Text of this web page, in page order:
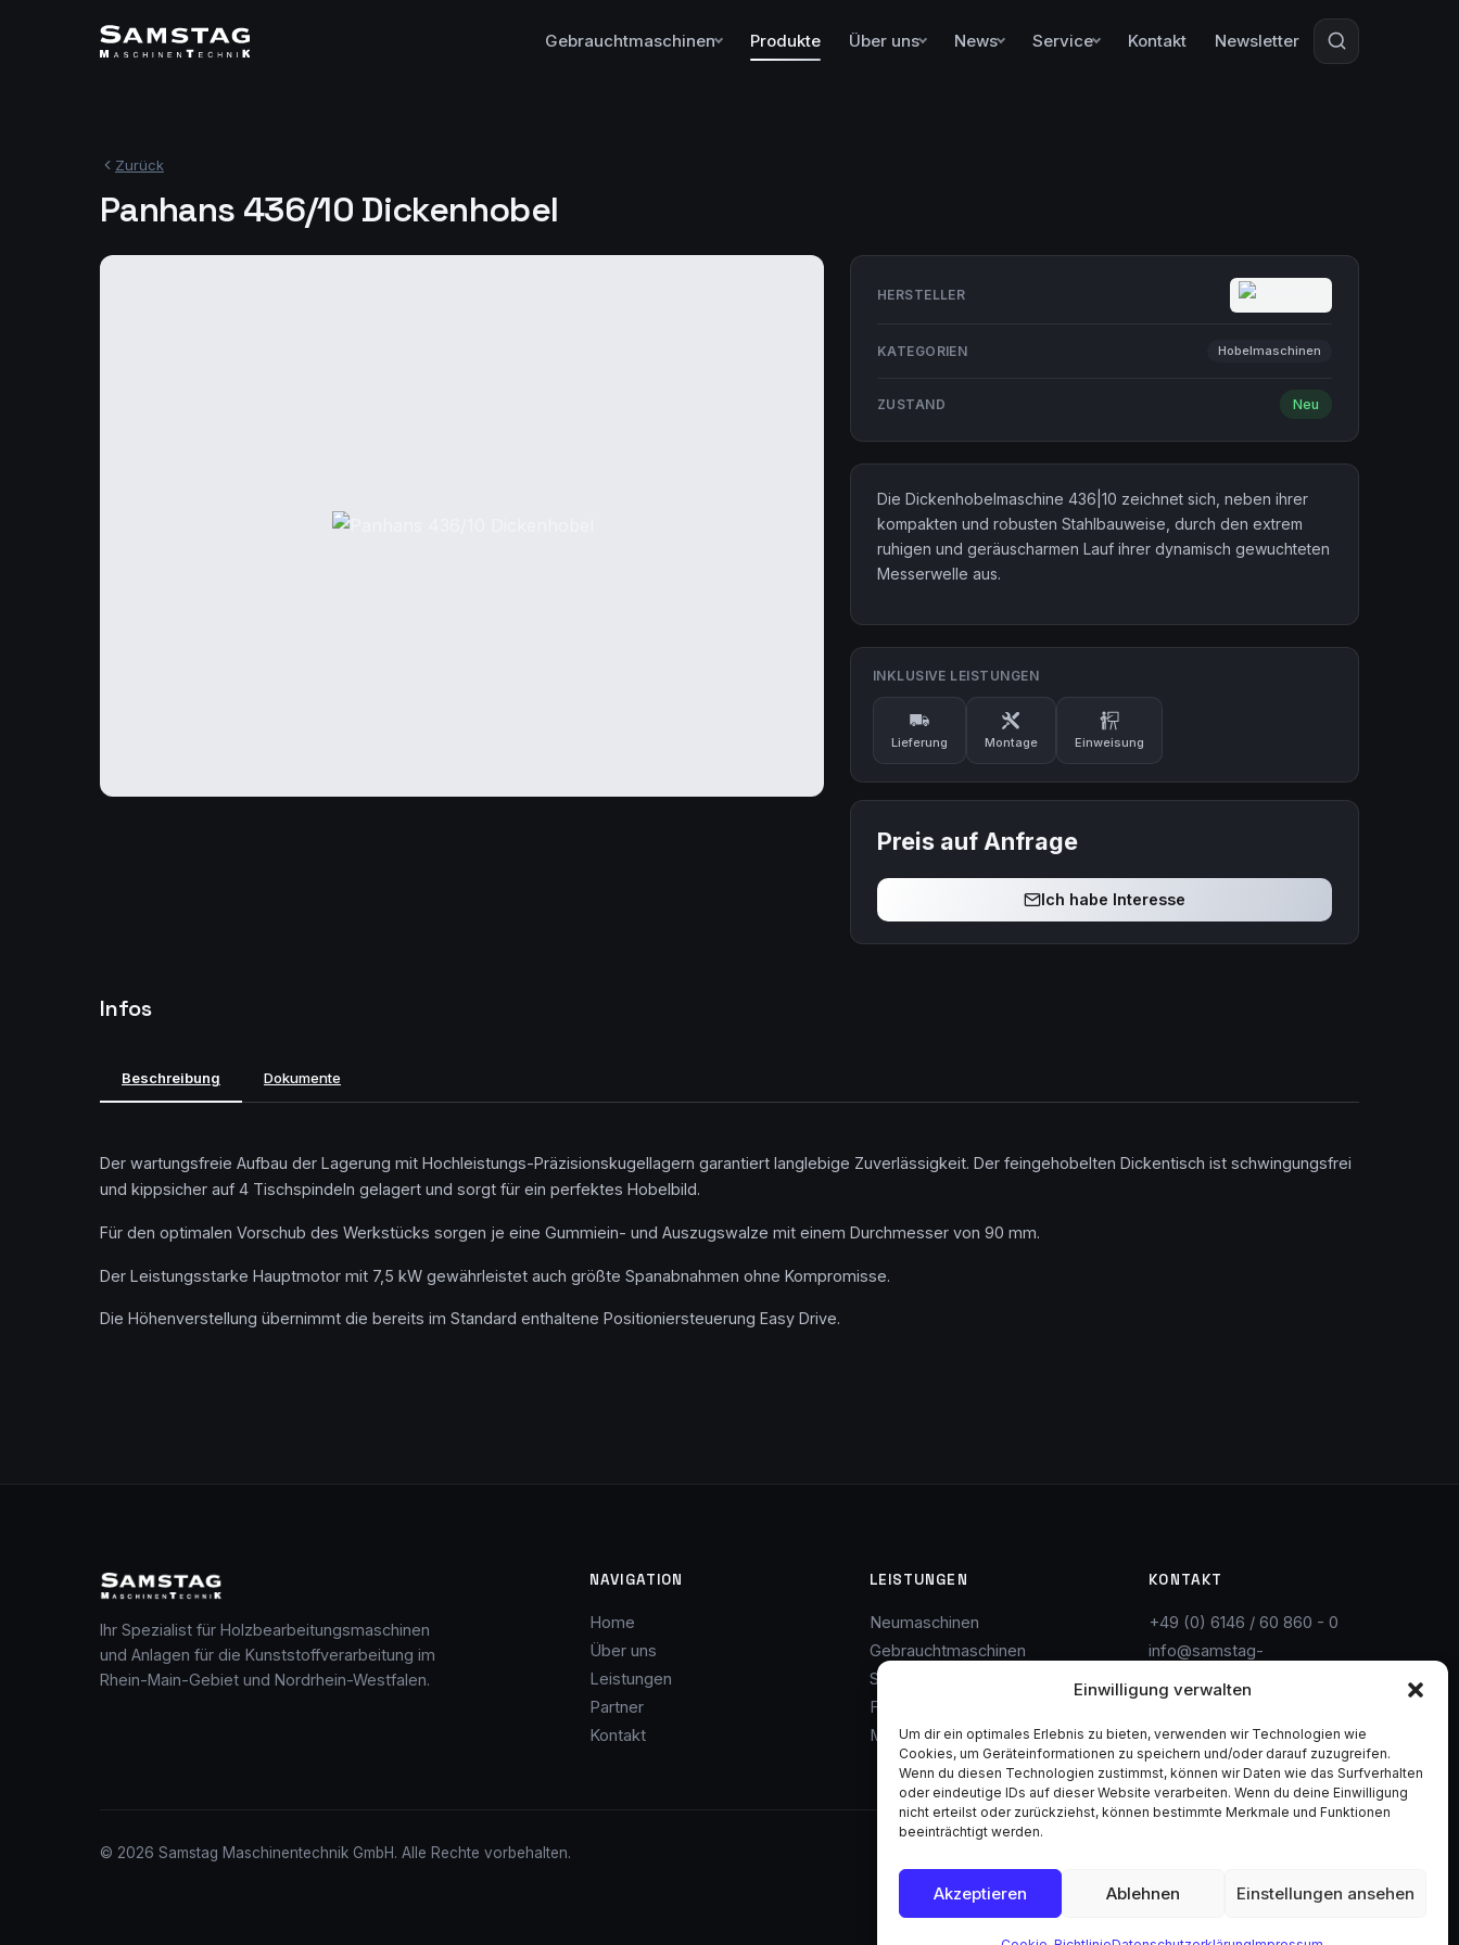
Einwilligung verwalten
Um dir ein optimales Erlebnis zu bieten, verwenden wir Technologien wie
Cookies, um Geräteinformationen zu speichern und/oder darauf zuzugreifen.
Wenn du diesen Technologien zustimmst, können wir Daten wie das Surfverhalten
oder eindeutige IDs auf dieser Website verarbeiten. Wenn du deine Einwilligung
nicht erteilst oder zurückziehst, können bestimmte Merkmale und Funktionen
beeinträchtigt werden.
Akzeptieren Ablehnen Einstellungen ansehen
Gebrauchtmaschinen Produkte Über uns News Service Kontakt Newsletter
Zurück
Panhans 436/10 Dickenhobel
HERSTELLER
KATEGORIEN Hobelmaschinen
ZUSTAND Neu
Die Dickenhobelmaschine 436|10 zeichnet sich, neben ihrer
kompakten und robusten Stahlbauweise, durch den extrem
ruhigen und geräuscharmen Lauf ihrer dynamisch gewuchteten
Messerwelle aus.
INKLUSIVE LEISTUNGEN
Lieferung Montage Einweisung
Preis auf Anfrage
Ich habe Interesse
Infos
Beschreibung Dokumente
Der wartungsfreie Aufbau der Lagerung mit Hochleistungs-Präzisionskugellagern garantiert langlebige Zuverlässigkeit. Der feingehobelten Dickentisch ist schwingungsfrei
und kippsicher auf 4 Tischspindeln gelagert und sorgt für ein perfektes Hobelbild.
Für den optimalen Vorschub des Werkstücks sorgen je eine Gummiein- und Auszugswalze mit einem Durchmesser von 90 mm.
Der Leistungsstarke Hauptmotor mit 7,5 kW gewährleistet auch größte Spanabnahmen ohne Kompromisse.
Die Höhenverstellung übernimmt die bereits im Standard enthaltene Positioniersteuerung Easy Drive.
Ihr Spezialist für Holzbearbeitungsmaschinen
und Anlagen für die Kunststoffverarbeitung im
Rhein-Main-Gebiet und Nordrhein-Westfalen.
NAVIGATION
Home
Über uns
Leistungen
Partner
Kontakt
LEISTUNGEN
Neumaschinen
Gebrauchtmaschinen
Service & Wartung
Finanzierung
Maschinenankauf
KONTAKT
+49 (0) 6146 / 60 860 - 0
info@samstag-
maschinen.de
Solingen
© 2026 Samstag Maschinentechnik GmbH. Alle Rechte vorbehalten.